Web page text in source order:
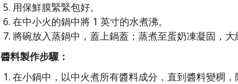
用保鮮膜緊緊包好。
在中小火的鍋中將 1 英寸的水煮沸。
將碗放入蒸鍋中，蓋上鍋蓋；蒸煮至蛋奶凍凝固，
醬料製作步驟：
在小鍋中，以中火煮所有醬料成分，直到醬料變稠